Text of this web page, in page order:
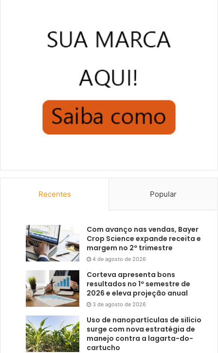
Recentes Popular
Com avanço nas vendas, Bayer
Crop Science expande receita e
margem no 2º trimestre
4 de agosto de 2026
Corteva apresenta bons
resultados no 1º semestre de
2026 e eleva projeção anual
3 de agosto de 2026
Uso de nanopartículas de silício
surge com nova estratégia de
manejo contra a lagarta-do-
cartucho